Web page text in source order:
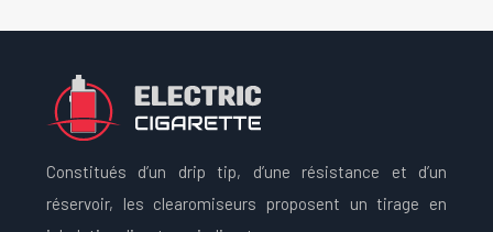
Constitués d’un drip tip, d’une résistance et d’un
réservoir, les clearomiseurs proposent un tirage en